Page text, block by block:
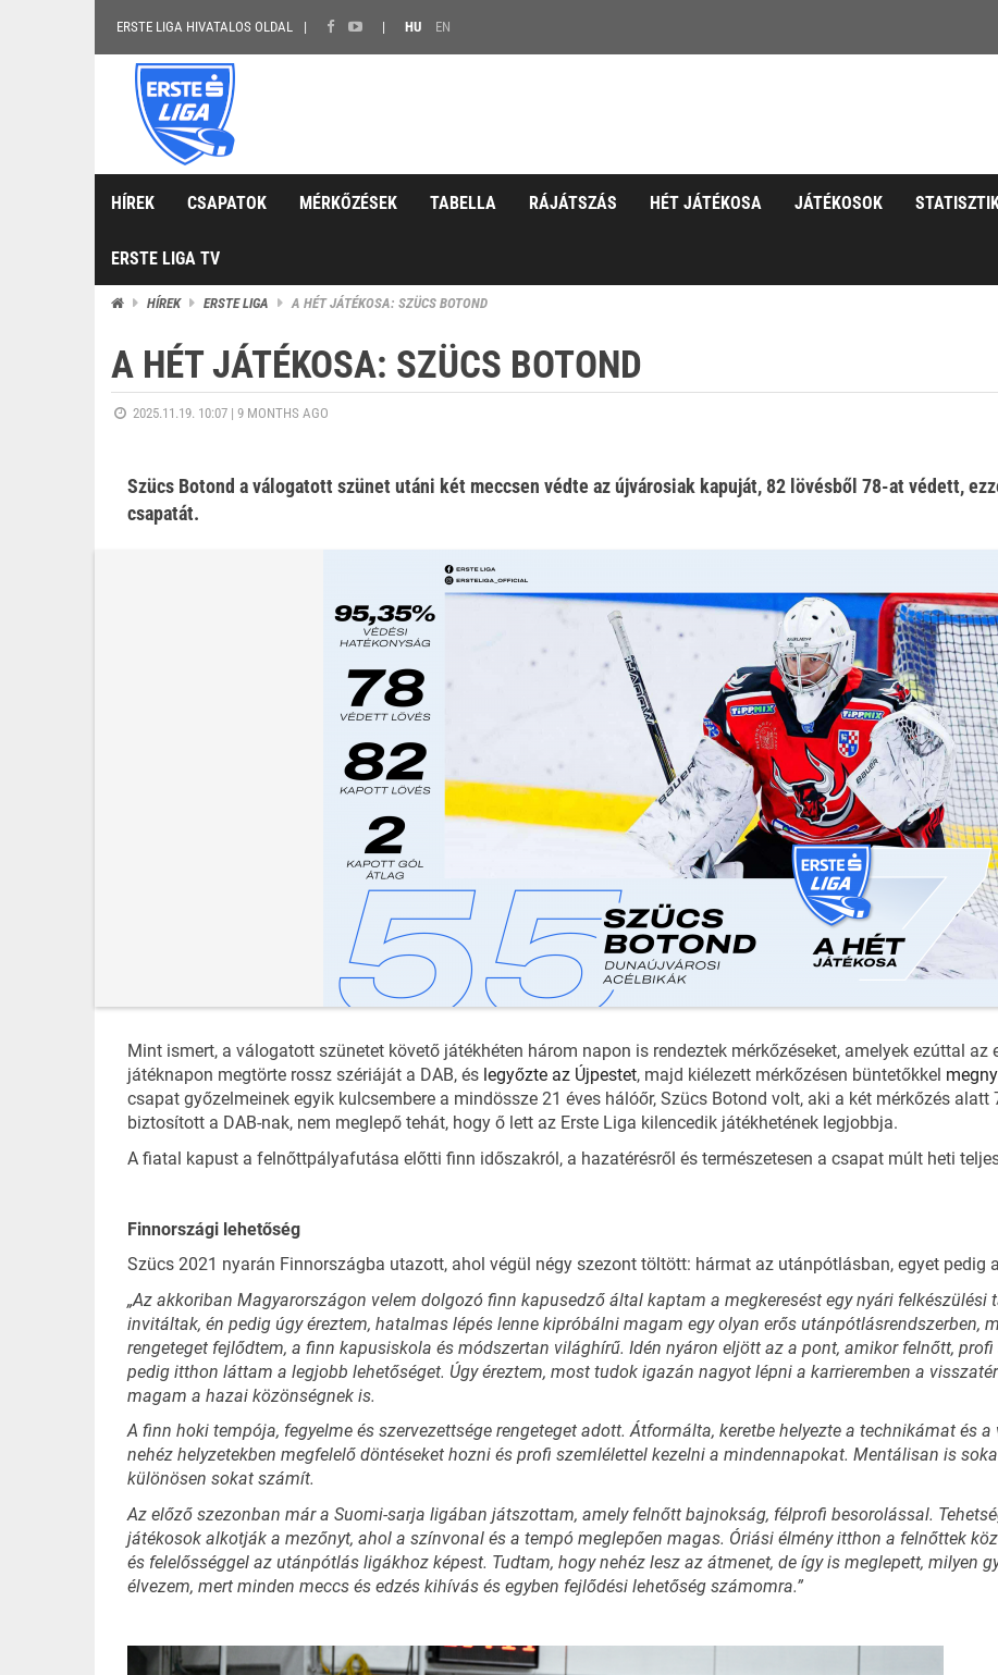
ERSTE LIGA HIVATALOS OLDAL HU EN
HÍREK CSAPATOK MÉRKŐZÉSEK TABELLA RÁJÁTSZÁS HÉT JÁTÉKOSA JÁTÉKOSOK
ERSTE LIGA TV
HÍREK ERSTE LIGA A HÉT JÁTÉKOSA: SZÜCS BOTOND
A HÉT JÁTÉKOSA: SZÜCS BOTOND
2025.11.19. 10:07 | 9 MONTHS AGO
Szücs Botond a válogatott szünet utáni két meccsen védte az újvárosiak kapuját, 82 lövésből 78-at védett,
csapatát.
Mint ismert, a válogatott szünetet követő játékhéten három napon is rendeztek mérkőzéseket, amelyek ezúttal
játéknapon megtörte rossz szériáját a DAB, és legyőzte az Újpestet, majd kiélezett mérkőzésen büntetőkkel
csapat győzelmeinek egyik kulcsembere a mindössze 21 éves hálóőr, Szücs Botond volt, aki a két mérkőzés
biztosított a DAB-nak, nem meglepő tehát, hogy ő lett az Erste Liga kilencedik játékhetének legjobbja.
A fiatal kapust a felnőttpályafutása előtti finn időszakról, a hazatérésről és természetesen a csapat múlt heti
Finnországi lehetőség
Szücs 2021 nyarán Finnországba utazott, ahol végül négy szezont töltött: hármat az utánpótlásban, egyet pedig
„Az akkoriban Magyarországon velem dolgozó finn kapusedző által kaptam a megkeresést egy nyári felkészülési
invitáltak, én pedig úgy éreztem, hatalmas lépés lenne kipróbálni magam egy olyan erős utánpótlásrendszerben,
rengeteget fejlődtem, a finn kapusiskola és módszertan világhírű. Idén nyáron eljött az a pont, amikor felnőtt,
pedig itthon láttam a legjobb lehetőséget. Úgy éreztem, most tudok igazán nagyot lépni a karrieremben a
magam a hazai közönségnek is.
A finn hoki tempója, fegyelme és szervezettsége rengeteget adott. Átformálta, keretbe helyezte a technikámat és
nehéz helyzetekben megfelelő döntéseket hozni és profi szemlélettel kezelni a mindennapokat. Mentálisan is
különösen sokat számít.
Az előző szezonban már a Suomi-sarja ligában játszottam, amely felnőtt bajnokság, félprofi besorolással.
játékosok alkotják a mezőnyt, ahol a színvonal és a tempó meglepően magas. Óriási élmény itthon a felnőttek
és felelősséggel az utánpótlás ligákhoz képest. Tudtam, hogy nehéz lesz az átmenet, de így is meglepett, milyen
élvezem, mert minden meccs és edzés kihívás és egyben fejlődési lehetőség számomra.”